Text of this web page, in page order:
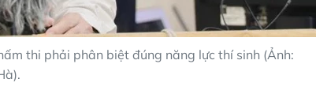
thi phải phân biệt đúng năng lực thí sinh (Ảnh: